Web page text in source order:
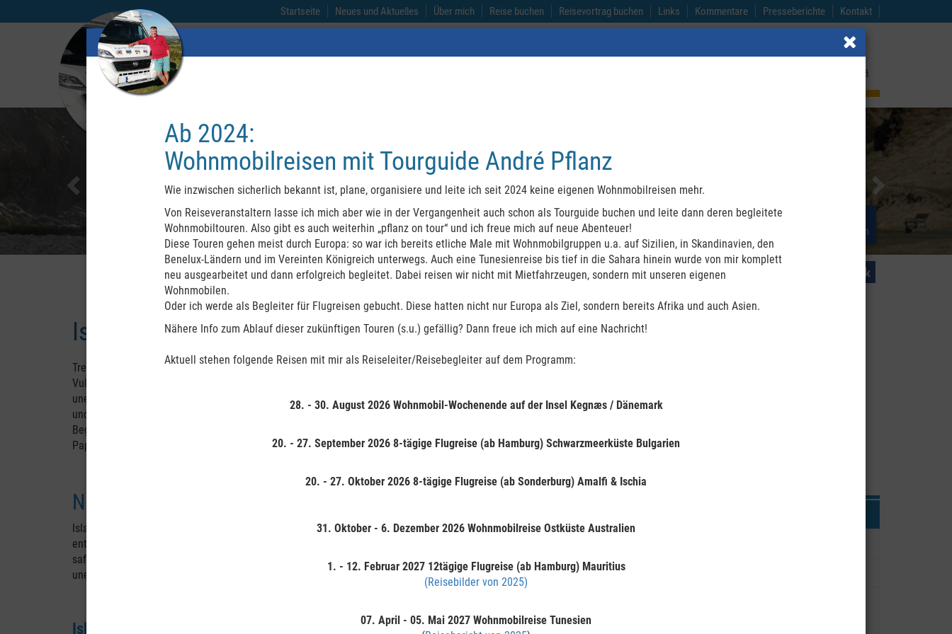
Startseite Neues und Aktuelles Über mich Reise buchen Reisevortrag buchen Links Kommentare Presseberichte Kontakt
Afrika
Ab 2024:
Wohnmobilreisen mit Tourguide André Pflanz
Wie inzwischen sicherlich bekannt ist, plane, organisiere und leite ich seit 2024 keine eigenen Wohnmobilreisen mehr.
Von Reiseveranstaltern lasse ich mich aber wie in der Vergangenheit auch schon als Tourguide buchen und leite dann deren begleitete
Wohnmobiltouren. Also gibt es auch weiterhin „pflanz on tour“ und ich freue mich auf neue Abenteuer!
Diese Touren gehen meist durch Europa: so war ich bereits etliche Male mit Wohnmobilgruppen u.a. auf Sizilien, in Skandinavien, den
Benelux-Ländern und im Vereinten Königreich unterwegs. Auch eine Tunesienreise bis tief in die Sahara hinein wurde von mir komplett
neu ausgearbeitet und dann erfolgreich begleitet. Dabei reisen wir nicht mit Mietfahrzeugen, sondern mit unseren eigenen
Wohnmobilen.
Oder ich werde als Begleiter für Flugreisen gebucht. Diese hatten nicht nur Europa als Ziel, sondern bereits Afrika und auch Asien.
Nähere Info zum Ablauf dieser zukünftigen Touren (s.u.) gefällig? Dann freue ich mich auf eine Nachricht!
Aktuell stehen folgende Reisen mit mir als Reiseleiter/Reisebegleiter auf dem Programm:
28. - 30. August 2026 Wohnmobil-Wochenende auf der Insel Kegnæs / Dänemark
20. - 27. September 2026 8-tägige Flugreise (ab Hamburg) Schwarzmeerküste Bulgarien
20. - 27. Oktober 2026 8-tägige Flugreise (ab Sonderburg) Amalfi & Ischia
31. Oktober - 6. Dezember 2026 Wohnmobilreise Ostküste Australien
1. - 12. Februar 202712tägige Flugreise (ab Hamburg) Mauritius
(Reisebilder von 2025)
07. April - 05. Mai 2027 Wohnmobilreise Tunesien
Previous Next
Ihre Vorteile
bei meinen begleiteten Reisen
Neues
Island - Insel aus Feuer und Eis
Treffender lässt Island sich nicht bezeichnen. Island - das heißt dampfende
Vulkane, riesige Gletscher, spuckende Geysire. Ungestüme Wasserfälle und
unendliche Geröll- und Lavawüsten. Driftende Eisberge, wilde Flüsse und mit Eis
und Schnee bedeckte Berge. Dazu endlose Tage mit "weißen Sommernächten" und
Begegnungen mit Walen, Robben, Islandpferden und "Puffins", den niedlichen
Papageientauchern.
Natur aus erster Hand
Island ist facettenreiche Natur pur: Auf Island erlebt man live und im Kleinformat, wie unsere Erde mit ihren Kontinenten
entstanden ist. Es gibt aktive Vulkanzonen mit Pseudokratern, blubbernden Schlammpools und heißen Schwefelquellen, aber auch
saftiges Grün in den fruchtbaren Ebenen und völlig unberührte Landschaften im Hochland. Seit 1000 Jahren leben die Isländer mit
unerwarteten Naturbegebenheiten und all das macht Island für uns Touristen so spannend wie erlebnisreich.
Island - ein Traumland für Urlauber und Abenteuerlustige!